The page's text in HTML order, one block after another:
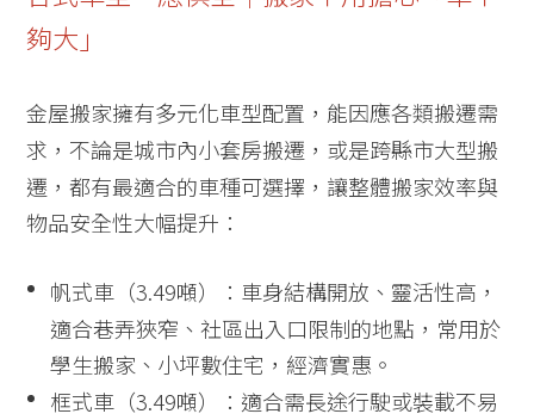
夠大」
金屋搬家擁有多元化車型配置，能因應各類搬遷需
求，不論是城市內小套房搬遷，或是跨縣市大型搬
遷，都有最適合的車種可選擇，讓整體搬家效率與
物品安全性大幅提升：
帆式車（3.49噸）：車身結構開放、靈活性高，
適合巷弄狹窄、社區出入口限制的地點，常用於
學生搬家、小坪數住宅，經濟實惠。
框式車（3.49噸）：適合需長途行駛或裝載不易